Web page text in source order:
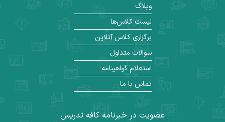
عضویت در خبرنامه کافه تدریس
وبلاگ
لیست کلاس‌ها
برگزاری کلاس آنلاین
سوالات متداول
استعلام گواهینامه
تماس با ما